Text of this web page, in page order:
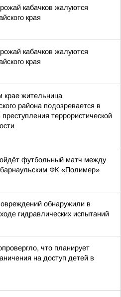
кабачков жалуются
края
кабачков жалуются
края
крае жительница
района подозревается в
террористической
футбольный матч между
ФК «Полимер»
обнаружили в
гидравлических испытаний
что планирует
на доступ детей в